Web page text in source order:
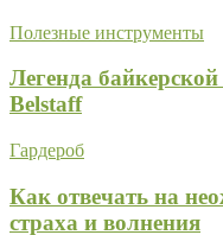
Полезные инструменты
Легенда
Belstaff
Гардероб
Как отвечать на
страха и волнения